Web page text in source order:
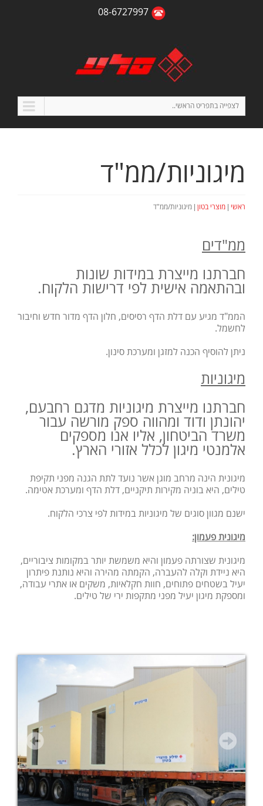
08-6727997
לצפייה בתפריט הראשי..
מיגוניות/ממ"ד
ראשי מוצרי בטון מיגוניות/ממ"ד
ממ"דים
חברתנו מייצרת במידות שונות
ובהתאמה אישית לפי דרישות הלקוח.
הממ"ד מגיע עם דלת הדף רסיסים, חלון הדף מדור חדש וחיבור
לחשמל.
ניתן להוסיף הכנה למזגן ומערכת סינון.
מיגוניות
חברתנו מייצרת מיגוניות מדגם רחבעם,
יהונתן ודוד ומהווה ספק מורשה עבור
משרד הביטחון, אליו אנו מספקים
אלמנטי מיגון לכלל אזורי הארץ.
מיגונית הינה מרחב מוגן אשר נועד לתת הגנה מפני תקיפת
טילים, היא בוניה מקירות תיקניים, דלת הדף ומערכת אטימה.
ישנם מגוון סוגים של מיגוניות במידות לפי צרכי הלקוח.
מיגונית פעמון:
מיגונית שצורתה פעמון והיא משמשת יותר במקומות ציבוריים,
היא ניידת וקלה להעברה, הקמתה מהירה והיא נותנת פיתרון
יעיל בשטחים פתוחים, חוות חקלאיות, משקים או אתרי עבודה,
ומספקת מיגון יעיל מפני מתקפות ירי של טילים.